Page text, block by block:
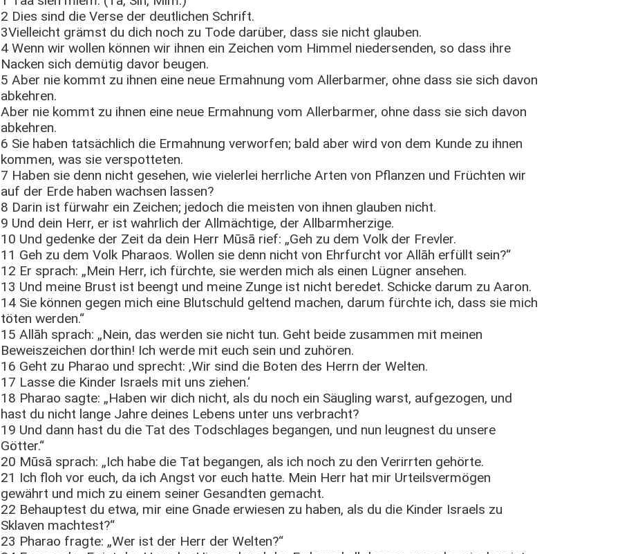
2 Dies sind die Verse der deutlichen Schrift.
3Vielleicht grämst du dich noch zu Tode darüber, dass sie nicht glauben.
4 Wenn wir wollen können wir ihnen ein Zeichen vom Himmel niedersenden, so dass ihre
Nacken sich demütig davor beugen.
5 Aber nie kommt zu ihnen eine neue Ermahnung vom Allerbarmer, ohne dass sie sich davon
abkehren.
Aber nie kommt zu ihnen eine neue Ermahnung vom Allerbarmer, ohne dass sie sich davon
abkehren.
6 Sie haben tatsächlich die Ermahnung verworfen; bald aber wird von dem Kunde zu ihnen
kommen, was sie verspotteten.
7 Haben sie denn nicht gesehen, wie vielerlei herrliche Arten von Pflanzen und Früchten wir
auf der Erde haben wachsen lassen?
8 Darin ist fürwahr ein Zeichen; jedoch die meisten von ihnen glauben nicht.
9 Und dein Herr, er ist wahrlich der Allmächtige, der Allbarmherzige.
10 Und gedenke der Zeit da dein Herr Mūsā rief: „Geh zu dem Volk der Frevler.
11 Geh zu dem Volk Pharaos. Wollen sie denn nicht von Ehrfurcht vor Allāh erfüllt sein?“
12 Er sprach: „Mein Herr, ich fürchte, sie werden mich als einen Lügner ansehen.
13 Und meine Brust ist beengt und meine Zunge ist nicht beredet. Schicke darum zu Aaron.
14 Sie können gegen mich eine Blutschuld geltend machen, darum fürchte ich, dass sie mich
töten werden.“
15 Allāh sprach: „Nein, das werden sie nicht tun. Geht beide zusammen mit meinen
Beweiszeichen dorthin! Ich werde mit euch sein und zuhören.
16 Geht zu Pharao und sprecht: ‚Wir sind die Boten des Herrn der Welten.
17 Lasse die Kinder Israels mit uns ziehen.‘
18 Pharao sagte: „Haben wir dich nicht, als du noch ein Säugling warst, aufgezogen, und
hast du nicht lange Jahre deines Lebens unter uns verbracht?
19 Und dann hast du die Tat des Todschlages begangen, und nun leugnest du unsere
Götter.“
20 Mūsā sprach: „Ich habe die Tat begangen, als ich noch zu den Verirrten gehörte.
21 Ich floh vor euch, da ich Angst vor euch hatte. Mein Herr hat mir Urteilsvermögen
gewährt und mich zu einem seiner Gesandten gemacht.
22 Behauptest du etwa, mir eine Gnade erwiesen zu haben, als du die Kinder Israels zu
Sklaven machtest?“
23 Pharao fragte: „Wer ist der Herr der Welten?“